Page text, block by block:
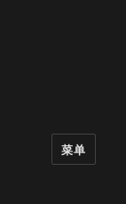
菜单